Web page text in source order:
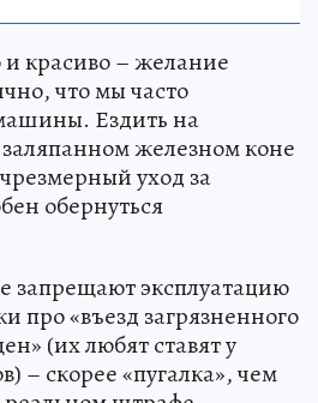
и красиво – желание
что мы часто
Ездить на
железном коне
уход за
обернуться
запрещают эксплуатацию
про «въезд загрязненного
(их любят ставят у
– скорее «пугалка», чем